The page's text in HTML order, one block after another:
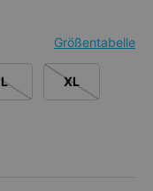
Größentabelle
L XL